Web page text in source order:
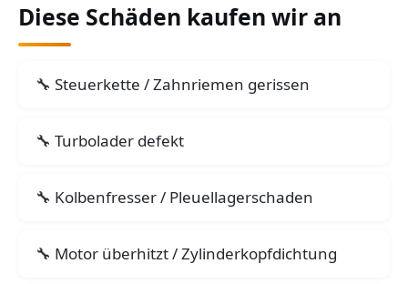
Diese Schäden kaufen wir an
Steuerkette / Zahnriemen gerissen
Turbolader defekt
Kolbenfresser / Pleuellagerschaden
Motor überhitzt / Zylinderkopfdichtung